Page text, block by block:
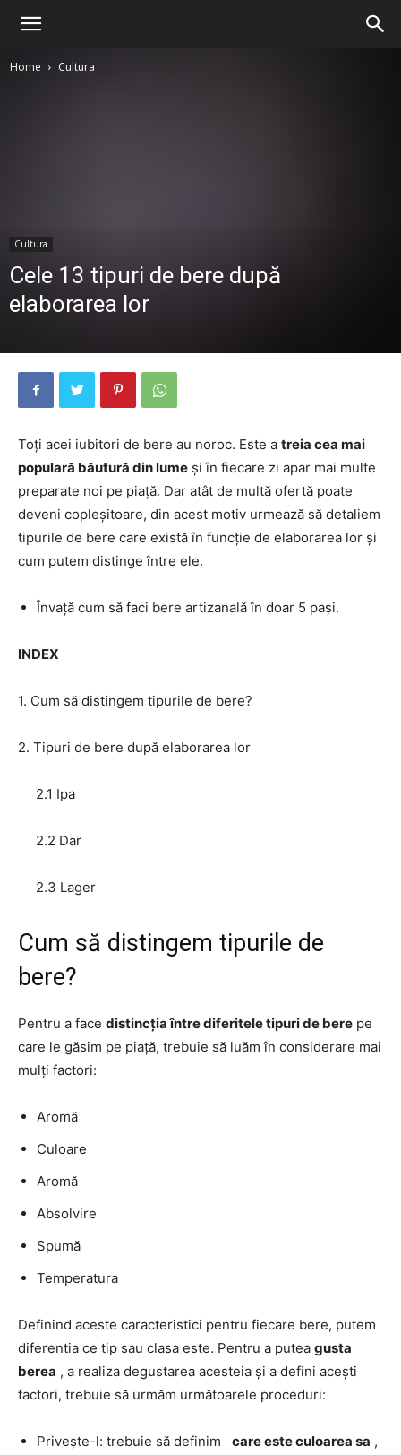
Home Cultura
Cultura
Cele 13 tipuri de bere după
elaborarea lor
Toți acei iubitori de bere au noroc. Este a treia cea mai
populară băutură din lume și în fiecare zi apar mai multe
preparate noi pe piață. Dar atât de multă ofertă poate
deveni copleșitoare, din acest motiv urmează să detaliem
tipurile de bere care există în funcție de elaborarea lor și
cum putem distinge între ele.
Învață cum să faci bere artizanală în doar 5 pași.
INDEX
1. Cum să distingem tipurile de bere?
2. Tipuri de bere după elaborarea lor
2.1 Ipa
2.2 Dar
2.3 Lager
Cum să distingem tipurile de
bere?
Pentru a face distincția între diferitele tipuri de bere pe
care le găsim pe piață, trebuie să luăm în considerare mai
mulți factori:
Aromă
Culoare
Aromă
Absolvire
Spumă
Temperatura
Definind aceste caracteristici pentru fiecare bere, putem
diferentia ce tip sau clasa este. Pentru a putea gusta
berea , a realiza degustarea acesteia și a defini acești
factori, trebuie să urmăm următoarele proceduri:
Privește-l: trebuie să definim care este culoarea sa ,